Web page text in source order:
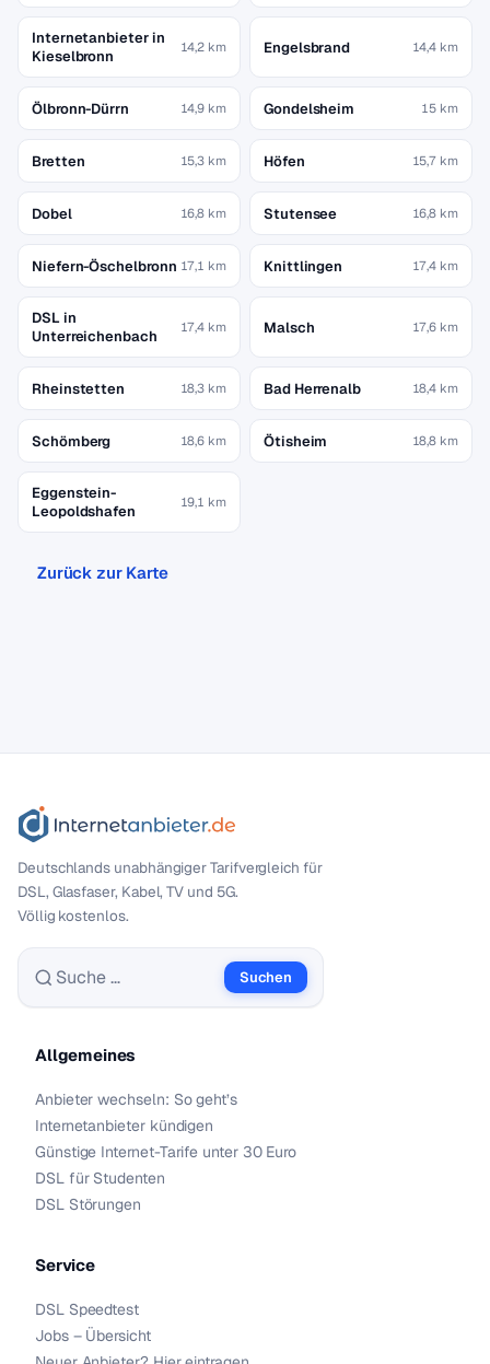
Internetanbieter in
Kieselbronn
14,2 km Engelsbrand 14,4 km
Ölbronn-Dürrn 14,9 km Gondelsheim 15 km
Bretten 15,3 km Höfen 15,7 km
Dobel 16,8 km Stutensee 16,8 km
Niefern-Öschelbronn 17,1 km Knittlingen 17,4 km
DSL in
Unterreichenbach
17,4 km Malsch 17,6 km
Rheinstetten 18,3 km Bad Herrenalb 18,4 km
Schömberg 18,6 km Ötisheim 18,8 km
Eggenstein-
Leopoldshafen
19,1 km
Zurück zur Karte
Deutschlands unabhängiger Tarif­vergleich für
DSL, Glasfaser, Kabel, TV und 5G.
Völlig kostenlos.
Suche nach:
Suchen
Allgemeines
Anbieter wechseln: So geht’s
Internetanbieter kündigen
Günstige Internet-Tarife unter 30 Euro
DSL für Studenten
DSL Störungen
Service
DSL Speedtest
Jobs – Übersicht